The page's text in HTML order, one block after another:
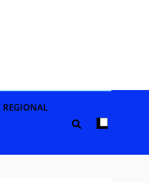
REGIONAL